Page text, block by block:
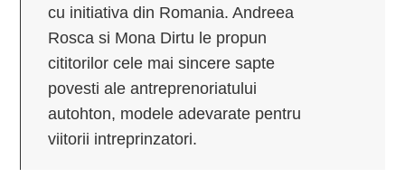
cu initiativa din Romania. Andreea
Rosca si Mona Dirtu le propun
cititorilor cele mai sincere sapte
povesti ale antreprenoriatului
autohton, modele adevarate pentru
viitorii intreprinzatori.